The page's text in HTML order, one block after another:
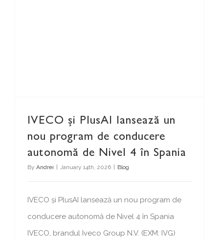
IVECO și PlusAI lansează un
nou program de conducere
autonomă de Nivel 4 în Spania
By Andrei January 14th, 2026 Blog
IVECO și PlusAI lansează un nou program de
conducere autonomă de Nivel 4 în Spania
IVECO, brandul Iveco Group N.V. (EXM: IVG)